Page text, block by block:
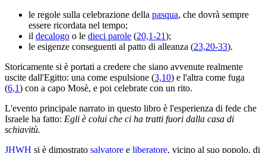
le regole sulla celebrazione della pasqua, che dovrà sempre
essere ricordata nel tempo;
il decalogo o le dieci parole (20,1-21);
le esigenze conseguenti al patto di alleanza (23,20-33).
Storicamente si è portati a credere che siano avvenute realmente
uscite dall'Egitto: una come espulsione (3,10) e l'altra come fuga
(6,1) con a capo Mosè, e poi celebrate con un rito.
L'evento principale narrato in questo libro è l'esperienza di fede che
Israele ha fatto: Egli è colui che ci ha tratti fuori dalla casa di
schiavitù.
JHWH si è dimostrato salvatore e liberatore, vicino al suo popolo, di